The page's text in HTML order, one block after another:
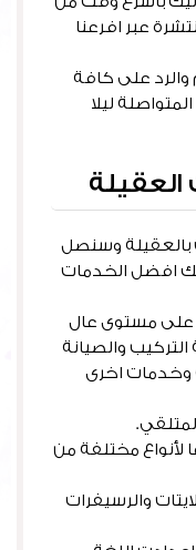
عبر افرعنا
على كافة
ليلا
بالعقيلة وسنصل
افضل الخدمات
على مستوى عال
والصيانة
وخدمات اخرى
لأنواع مختلفة من
والرسيفرات